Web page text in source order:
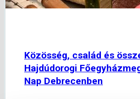
Közösség, család és
Hajdúdorogi
Nap Debrecenben